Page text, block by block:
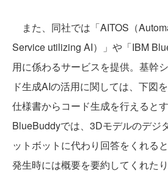
また、同社では「AITOS（
Service utilizing AI）」や「IBM
用に係わるサービスを提供。基幹
ド生成AIの活用に関しては、下図
仕様書からコード生成を行えると
BlueBuddyでは、3Dモデルのデジ
ットボットに代わり回答をくれる
発生時には概要を要約してくれた